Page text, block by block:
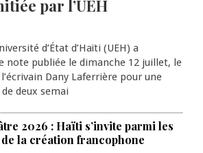
par l’UEH
d’État d’Haïti (UEH) a
note publiée le dimanche 12 juillet, le
Dany Laferrière pour une
deux semai
2026 : Haïti s’invite parmi les
la création francophone